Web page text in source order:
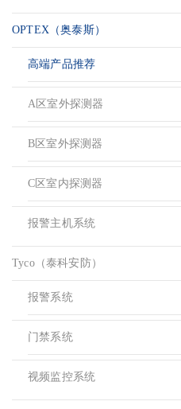
OPTEX（奥泰斯）
高端产品推荐
A区室外探测器
B区室外探测器
C区室内探测器
报警主机系统
Tyco（泰科安防）
报警系统
门禁系统
视频监控系统